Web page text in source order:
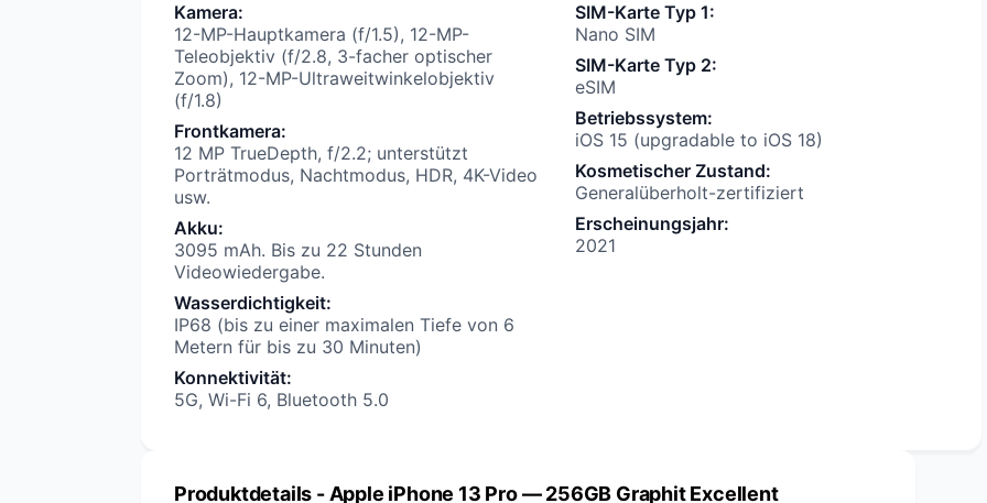
Kamera:
12-MP-Hauptkamera (f/1.5), 12-MP-
Teleobjektiv (f/2.8, 3-facher optischer
Zoom), 12-MP-Ultraweitwinkelobjektiv
(f/1.8)
Frontkamera:
12 MP TrueDepth, f/2.2; unterstützt
Porträtmodus, Nachtmodus, HDR, 4K-Video
usw.
Akku:
3095 mAh. Bis zu 22 Stunden
Videowiedergabe.
Wasserdichtigkeit:
IP68 (bis zu einer maximalen Tiefe von 6
Metern für bis zu 30 Minuten)
Konnektivität:
5G, Wi-Fi 6, Bluetooth 5.0
SIM-Karte Typ 1:
Nano SIM
SIM-Karte Typ 2:
eSIM
Betriebssystem:
iOS 15 (upgradable to iOS 18)
Kosmetischer Zustand:
Generalüberholt-zertifiziert
Erscheinungsjahr:
2021
Produktdetails - Apple iPhone 13 Pro — 256GB Graphit Excellent